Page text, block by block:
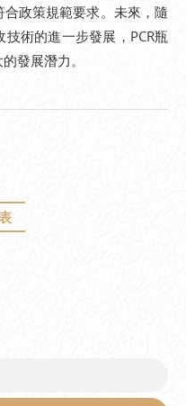
政策規範要求。未來，隨
術的進一步發展，PCR瓶
發展潛力。